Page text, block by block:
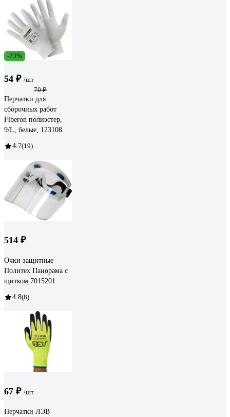
-23%
54 ₽ /шт
70 ₽
Перчатки для
сборочных работ
Fiberon полиэстер,
9/L, белые, 123108
4.7(19)
514 ₽
Очки защитные
Политех Панорама с
щитком 7015201
4.8(8)
67 ₽ /шт
Перчатки ЛЭВ